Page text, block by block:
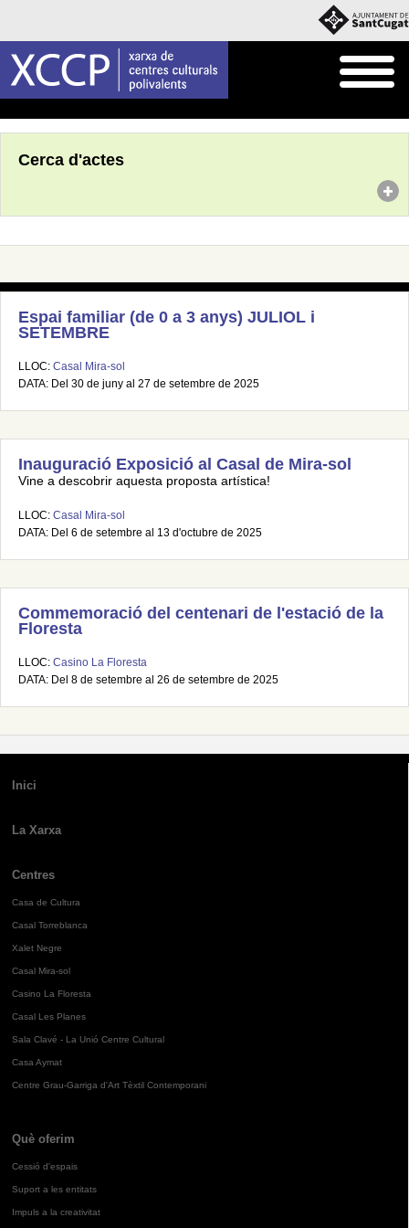
Cerca d'actes
Espai familiar (de 0 a 3 anys) JULIOL i
SETEMBRE
LLOC: Casal Mira-sol
DATA: Del 30 de juny al 27 de setembre de 2025
Inauguració Exposició al Casal de Mira-sol
Vine a descobrir aquesta proposta artística!
LLOC: Casal Mira-sol
DATA: Del 6 de setembre al 13 d'octubre de 2025
Commemoració del centenari de l'estació de la
Floresta
LLOC: Casino La Floresta
DATA: Del 8 de setembre al 26 de setembre de 2025
Inici
La Xarxa
Centres
Casa de Cultura
Casal Torreblanca
Xalet Negre
Casal Mira-sol
Casino La Floresta
Casal Les Planes
Sala Clavé - La Unió Centre Cultural
Casa Aymat
Centre Grau-Garriga d'Art Tèxtil Contemporani
Què oferim
Cessió d'espais
Suport a les entitats
Impuls a la creativitat